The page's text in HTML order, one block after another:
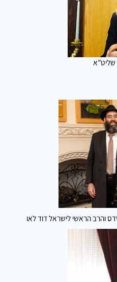
שליט”א
והרב הראשי לישראל דוד לאו